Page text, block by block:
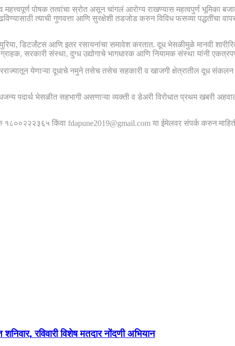
पोषक तत्वांचा स्रोत असून चांगलं आरोग्य राखण्यास महत्वपुर्ण भूमिका
त्याची गुणवत्ता आणि सुरक्षेशी तडजोड करुन विविध फसव्या पद्धतींचा
डिटर्जंटस आणि इतर रसायनांचा समावेश करतात. दूध भेसळीमुळे मानवी
सरकारी संस्था, दुग्ध उद्योगाचे भागधारक आणि नियामक संस्था यांनी
येणाऱ्या दूधाचे नमुने तसेच तसेच सहकारी व खाजगी क्षेत्रातील दूध
पदार्थ भेसळीत सहभागी असणाऱ्या व्यक्ती व डेअरी विरोधात प्रथम खबरी
किंवा fdapune2019@gmail.com या ईमेलवर संपर्क करुन माहिती
रविवारी विशेष मतदार नोंदणी अभियान